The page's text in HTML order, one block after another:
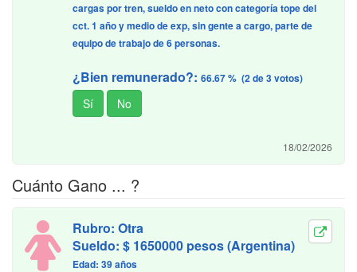
cargas por tren, sueldo en neto con categoría tope del
cct. 1 año y medio de exp, sin gente a cargo, parte de
equipo de trabajo de 6 personas.
¿Bien remunerado?: 66.67 % (2 de 3 votos)
18/02/2026
Cuánto Gano ... ?
Rubro: Otra
Sueldo: $ 1650000 pesos (Argentina)
Edad: 39 años